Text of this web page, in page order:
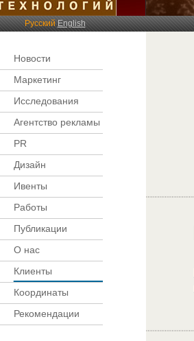
РусскийEnglish
Новости
Маркетинг
Исследования
Агентство рекламы
PR
Дизайн
Ивенты
Работы
Публикации
О нас
Клиенты
Координаты
Рекомендации